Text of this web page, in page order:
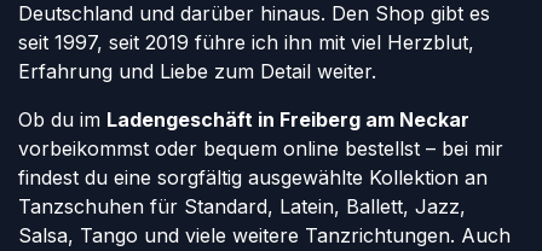
Deutschland und darüber hinaus. Den Shop gibt es
seit 1997, seit 2019 führe ich ihn mit viel Herzblut,
Erfahrung und Liebe zum Detail weiter.
Ob du im Ladengeschäft in Freiberg am Neckar
vorbeikommst oder bequem online bestellst – bei mir
findest du eine sorgfältig ausgewählte Kollektion an
Tanzschuhen für Standard, Latein, Ballett, Jazz,
Salsa, Tango und viele weitere Tanzrichtungen. Auch